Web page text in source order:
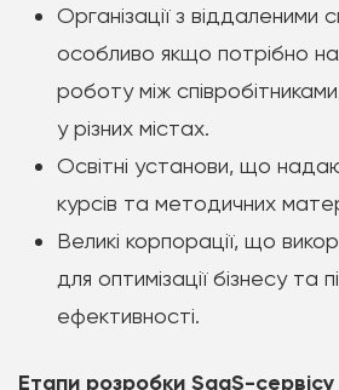
Організації з віддаленими
особливо якщо потрібно
роботу між
у різних містах.
Освітні установи, що
курсів та методичних
Великі корпорації, що
для оптимізації бізнесу та
ефективності.
Етапи розробки SaaS-сервісу